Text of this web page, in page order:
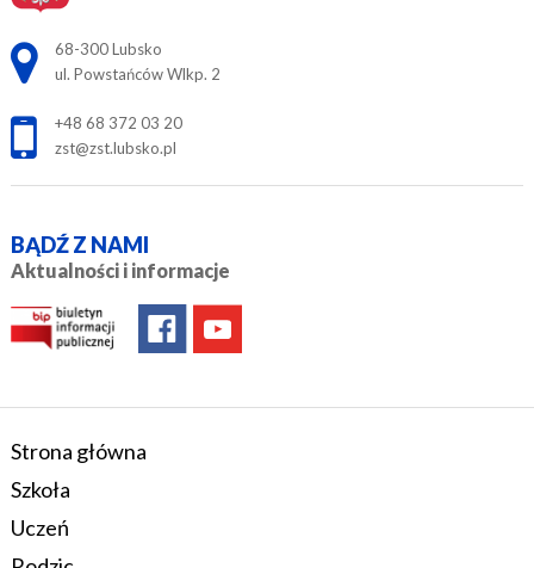
Adres pocztowy:
68-300 Lubsko
ul. Powstańców Wlkp. 2
+48 68 372 03 20
zst@zst.lubsko.pl
BĄDŹ Z NAMI
Aktualności i informacje
Strona główna
Szkoła
Uczeń